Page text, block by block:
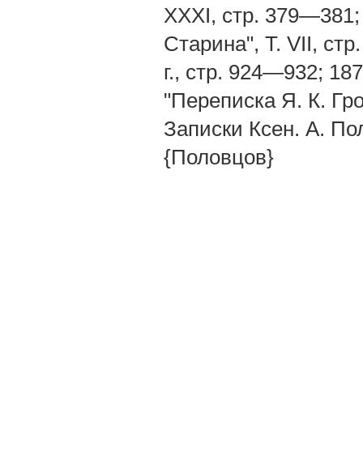
ХХХI, стр. 379—381;
Старина", Т. VII,
г., стр. 924—932;
"Переписка Я. К.
Записки Ксен. А.
{Половцов}